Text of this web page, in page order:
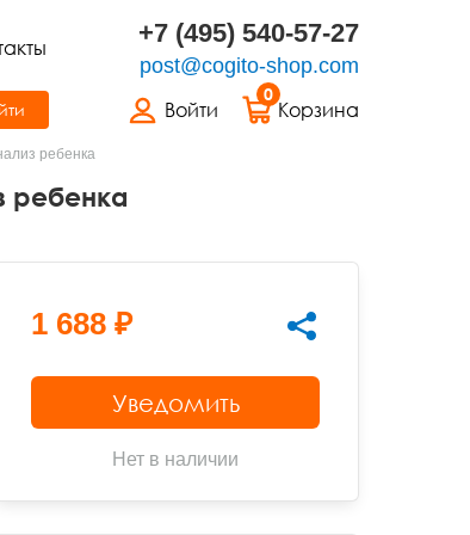
+7 (495) 540-57-27
post@cogito-shop.com
Войти
0
Корзина
ребенка
ребенка
1 688 ₽
Уведомить
Нет в наличии